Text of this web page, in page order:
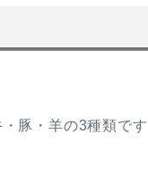
豚・羊の3種類です